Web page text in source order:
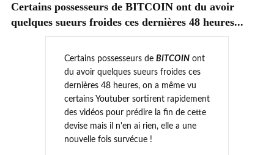
Certains possesseurs de BITCOIN ont du avoir
quelques sueurs froides ces dernières 48 heures...
Certains possesseurs de BITCOIN ont
du avoir quelques sueurs froides ces
dernières 48 heures, on a même vu
certains Youtuber sortirent rapidement
des vidéos pour prédire la fin de cette
devise mais il n'en ai rien, elle a une
nouvelle fois survécue !